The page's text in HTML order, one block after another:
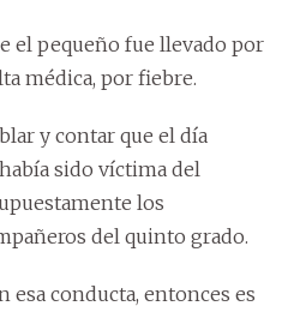
el pequeño fue llevado por
médica, por fiebre.
y contar que el día
sido víctima del
los
del quinto grado.
esa conducta, entonces es